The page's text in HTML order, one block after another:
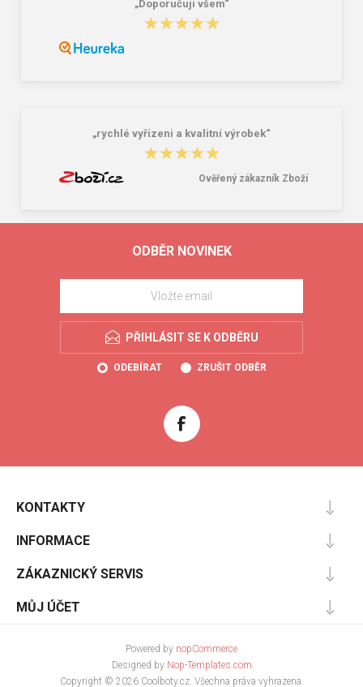
„Doporučuji všem“
★★★★★
★★★★★
„rychlé vyřízeni a kvalitní výrobek“
★★★★★
★★★★★
Ověřený zákazník Zboží
ODBĚR NOVINEK
PŘIHLÁSIT SE K ODBĚRU
ODEBÍRAT ZRUŠIT ODBĚR
KONTAKTY
INFORMACE
ZÁKAZNICKÝ SERVIS
MŮJ ÚČET
Powered by nopCommerce
Designed by Nop-Templates.com
Copyright © 2026 Coolboty.cz. Všechna práva vyhrazena.